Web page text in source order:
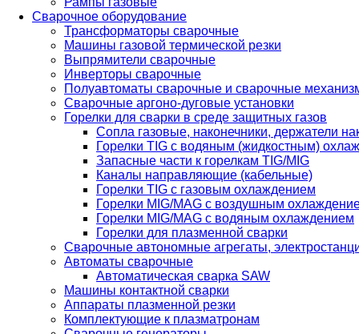
Сварочное оборудование
Трансформаторы сварочные
Машины газовой термической резки
Выпрямители сварочные
Инверторы сварочные
Полуавтоматы сварочные и сварочные
Сварочные аргоно-дуговые установки
Горелки для сварки в среде защитных газов
Сопла газовые, наконечники, держатели
Горелки TIG с водяным (жидкостным)
Запасные части к горелкам TIG/MIG
Каналы направляющие (кабельные)
Горелки TIG с газовым охлаждением
Горелки MIG/MAG с воздушным
Горелки MIG/MAG с водяным охлаждением
Горелки для плазменной сварки
Сварочные автономные агрегаты,
Автоматы сварочные
Автоматическая сварка SAW
Машины контактной сварки
Аппараты плазменной резки
Комплектующие к плазматронам